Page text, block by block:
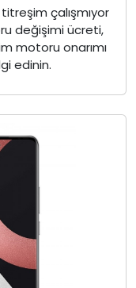
çalışmıyor
değişimi ücreti,
motoru onarımı
edinin.